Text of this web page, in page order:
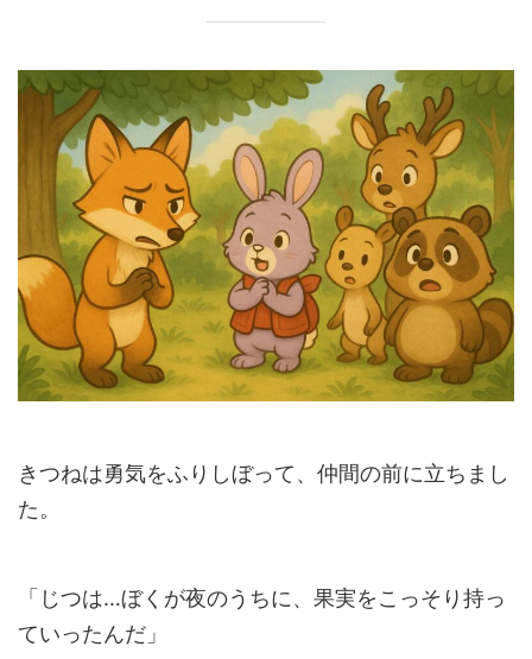
きつねは勇気をふりしぼって、仲間の前に立ちまし
た。
「じつは…ぼくが夜のうちに、果実をこっそり持っ
ていったんだ」